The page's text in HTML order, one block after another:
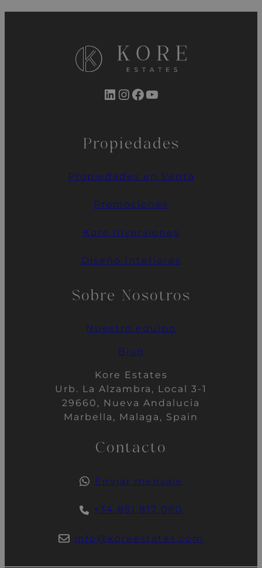
LinkedIn InstagramFacebook YouTube
Propiedades
Propiedades en Venta
Promociones
Kore Inversiones
Diseño Interiores
Sobre Nosotros
Nuestro equipo
Blog
Kore Estates
Urb. La Alzambra, Local 3-1
29660, Nueva Andalucia
Marbella, Malaga, Spain
Contacto
Enviar mensaje
+34 851 817 060
info@koreestates.com